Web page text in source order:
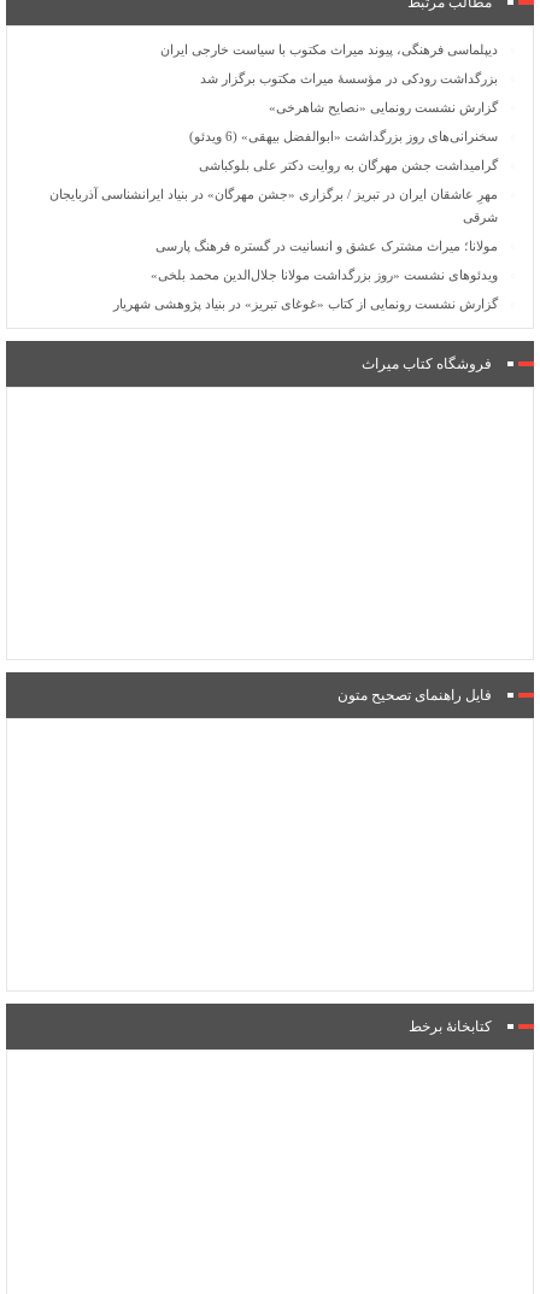
دیپلماسی فرهنگی، پیوند میراث مکتوب با سیاست خارجی ایران
بزرگداشت رودکی در مؤسسۀ میراث مکتوب برگزار شد
گزارش نشست رونمایی «نصایح شاهرخی»
سخنرانی‌های روز بزرگداشت «ابوالفضل بیهقی» (6 ویدئو)
گرامیداشت جشن مهرگان به روایت دکتر علی بلوکباشی
مهرِ عاشقان ایران در تبریز / برگزاری «جشن مهرگان» در بنیاد ایرانشناسی آذربایجان
شرقی
مولانا؛ میراث مشترک عشق و انسانیت در گستره فرهنگ پارسی
ویدئوهای نشست «روز بزرگداشت مولانا جلال‌الدین محمد بلخی»
گزارش نشست رونمایی از کتاب «غوغای تبریز» در بنیاد پژوهشی شهریار
فروشگاه کتاب میراث
فایل راهنمای تصحیح متون
کتابخانۀ برخط